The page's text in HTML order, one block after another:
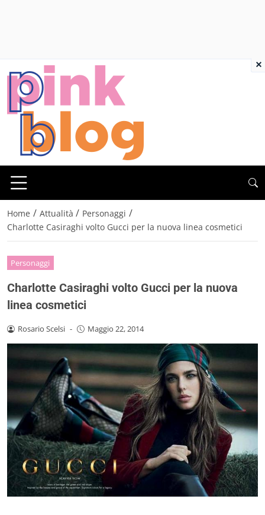
Home / Attualità / Personaggi /
Charlotte Casiraghi volto Gucci per la nuova linea cosmetici
Personaggi
Charlotte Casiraghi volto Gucci per la nuova
linea cosmetici
Rosario Scelsi - Maggio 22, 2014
×